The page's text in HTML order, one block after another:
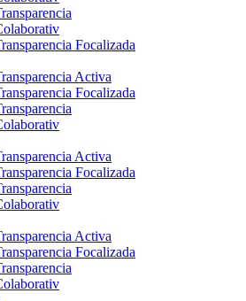
Focalizada
Activa
Focalizada
Activa
Focalizada
Activa
Focalizada